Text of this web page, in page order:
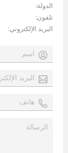
الدولة
تلفون
البريد الإلكتروني